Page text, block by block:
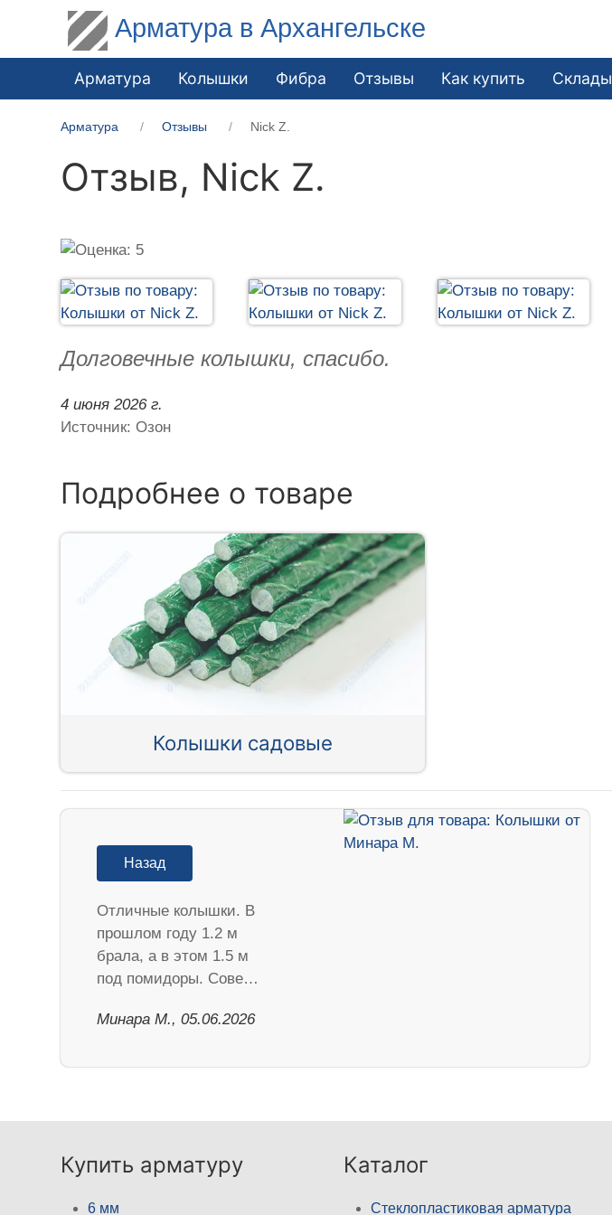
Арматура в Архангельске
Арматура Колышки Фибра Отзывы Как купить Склады
Арматура Отзывы Nick Z.
Отзыв, Nick Z.
Долговечные колышки, спасибо.
4 июня 2026 г.
Источник: Озон
Подробнее о товаре
Колышки садовые
Назад
Отличные колышки. В
прошлом году 1.2 м
брала, а в этом 1.5 м
под помидоры. Сове…
Минара М., 05.06.2026
Купить арматуру
6 мм
Каталог
Стеклопластиковая арматура